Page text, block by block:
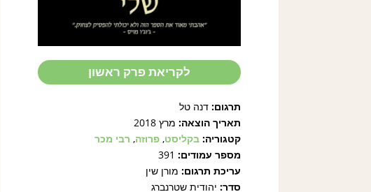
לקריאת פרק ראשון
תרגום:דנה טל
תאריך הוצאה: מרץ 2018
קטגוריה:בקליסט,פרוזה, רבי מכר
מספר עמודים: 391
עריכת תרגום: מורן שין
סדר: יהודית שטרנברג